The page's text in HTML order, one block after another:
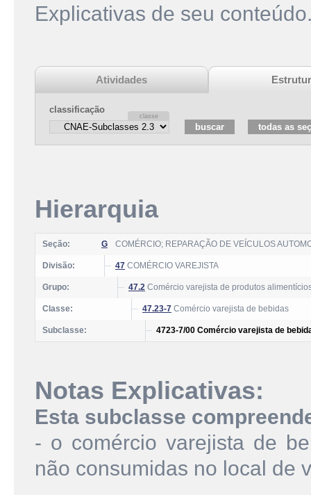
Explicativas de seu
Atividades
classificação
Hierarquia
Seção: G COMÉRCIO; REPARAÇÃO DE VEÍCULOS
Divisão: 47 COMÉRCIO VAREJISTA
Grupo: 47.2 Comércio varejista de produtos
Classe: 47.23-7 Comércio varejista de bebidas
Subclasse: 4723-7/00 Comércio varejista de
Notas Explicativas:
Esta subclasse
- o comércio varejista de
não consumidas no local de